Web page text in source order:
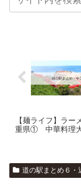
【麺ライフ】ラ
重県① 中華料理
道の駅まとめ６・